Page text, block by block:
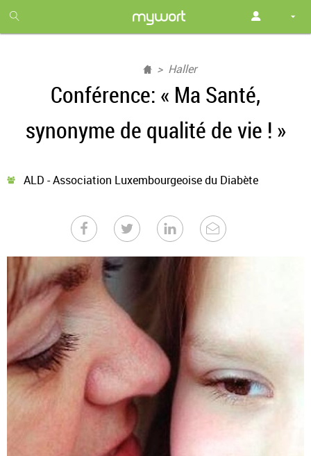
month
free
Haller
Conférence: « Ma Santé,
synonyme de qualité de vie ! »
ALD - Association Luxembourgeoise du Diabète